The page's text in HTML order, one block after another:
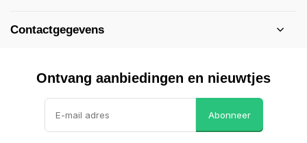
Contactgegevens
Ontvang aanbiedingen en nieuwtjes
Abonneer